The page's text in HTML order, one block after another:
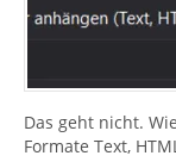
Das geht nicht.
Formate Text,